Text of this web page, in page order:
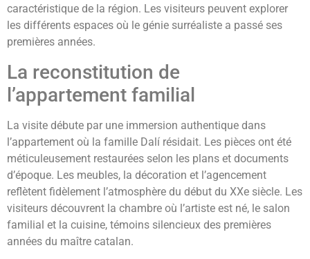
caractéristique de la région. Les visiteurs peuvent explorer
les différents espaces où le génie surréaliste a passé ses
premières années.
La reconstitution de
l’appartement familial
La visite débute par une immersion authentique dans
l’appartement où la famille Dalí résidait. Les pièces ont été
méticuleusement restaurées selon les plans et documents
d’époque. Les meubles, la décoration et l’agencement
reflètent fidèlement l’atmosphère du début du XXe siècle. Les
visiteurs découvrent la chambre où l’artiste est né, le salon
familial et la cuisine, témoins silencieux des premières
années du maître catalan.